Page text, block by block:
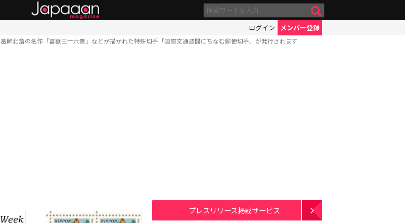
ログイン メンバー登録
葛飾北斎の名作「冨嶽三十六景」などが描かれた特殊切手「国際文通週間にちなむ郵便切手」が発行されます
プレスリリース掲載サービス